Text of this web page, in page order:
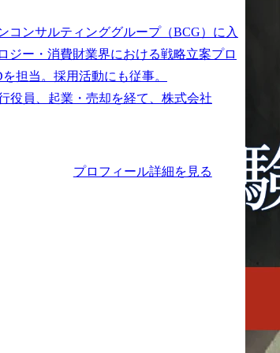
コンサルティンググループ（BCG）に入
ジー・消費財業界における戦略立案プロ
担当。採用活動にも従事。
役員、起業・売却を経て、株式会社
プロフィール詳細を見る